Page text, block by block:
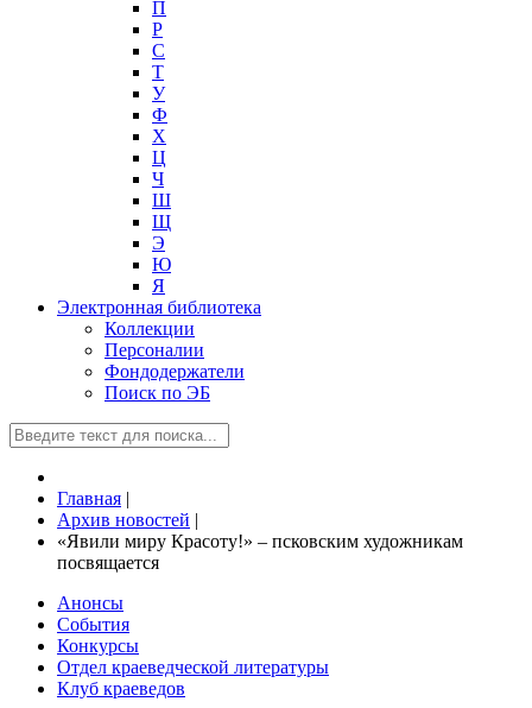
П
Р
С
Т
У
Ф
Х
Ц
Ч
Ш
Щ
Э
Ю
Я
Электронная библиотека
Коллекции
Персоналии
Фондодержатели
Поиск по ЭБ
Главная |
Архив новостей |
«Явили миру Красоту!» – псковским художникам
посвящается
Анонсы
События
Конкурсы
Отдел краеведческой литературы
Клуб краеведов